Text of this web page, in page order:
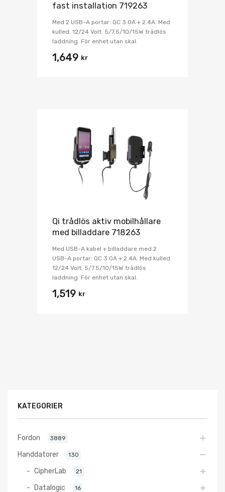
fast installation 719263
Med 2 USB-A portar: QC 3.0A + 2.4A. Med
kulled. 12/24 Volt. 5/7.5/10/15W trådlös
laddning. För enhet utan skal.
1,649 kr
Qi trådlös aktiv mobilhållare
med billaddare 718263
Med USB-A kabel + billaddare med 2
USB-A portar: QC 3.0A + 2.4A. Med kulled.
12/24 Volt. 5/7.5/10/15W trådlös
laddning. För enhet utan skal.
1,519 kr
KATEGORIER
Fordon 3889
Handdatorer 130
CipherLab 21
Datalogic 16